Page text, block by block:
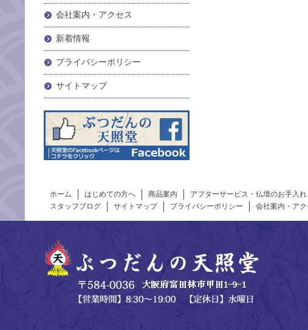
会社案内・アクセス
新着情報
プライバシーポリシー
サイトマップ
ホーム はじめての方へ 商品案内 アフターサービス・仏壇のお手入れ
スタッフブログ
サイトマップ プライバシーポリシー 会社案内・アク